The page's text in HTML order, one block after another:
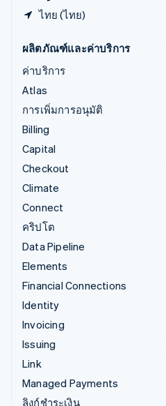
ไทย (ไทย)
ผลิตภัณฑ์และค่าบริการ
ค่าบริการ
Atlas
การเพิ่มการอนุมัติ
Billing
Capital
Checkout
Climate
Connect
คริปโต
Data Pipeline
Elements
Financial Connections
Identity
Invoicing
Issuing
Link
Managed Payments
ลิงก์ชำระเงิน